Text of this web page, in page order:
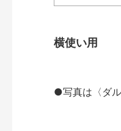
横使い用
●写真は〈ダル